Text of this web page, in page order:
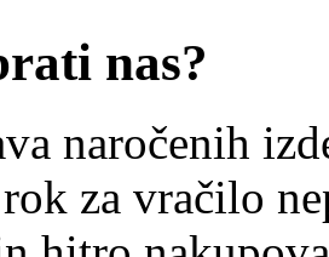
nas?
naročenih
za vračilo